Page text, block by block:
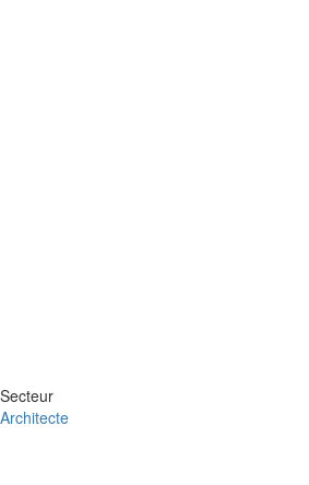
Secteur
Architecte